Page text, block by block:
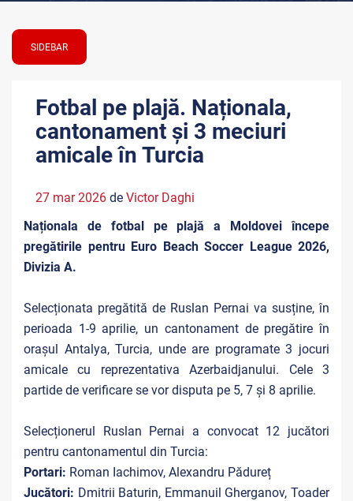
SIDEBAR
Fotbal pe plajă. Naționala,
cantonament și 3 meciuri
amicale în Turcia
27 mar 2026 de Victor Daghi
Naționala de fotbal pe plajă a Moldovei începe
pregătirile pentru Euro Beach Soccer League 2026,
Divizia A.
Selecționata pregătită de Ruslan Pernai va susține, în
perioada 1-9 aprilie, un cantonament de pregătire în
orașul Antalya, Turcia, unde are programate 3 jocuri
amicale cu reprezentativa Azerbaidjanului. Cele 3
partide de verificare se vor disputa pe 5, 7 și 8 aprilie.
Selecționerul Ruslan Pernai a convocat 12 jucători
pentru cantonamentul din Turcia:
Portari: Roman Iachimov, Alexandru Pădureț
Jucători: Dmitrii Baturin, Emmanuil Gherganov, Toader